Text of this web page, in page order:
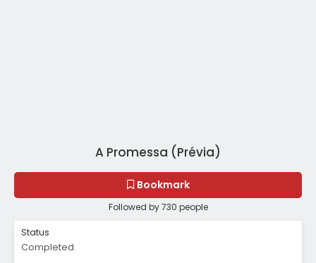
A Promessa (Prévia)
Bookmark
Followed by 730 people
Status
Completed